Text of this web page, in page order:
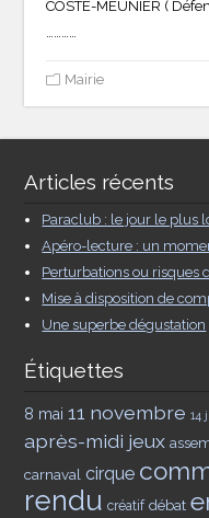
COSTE-MEUNIER (
Mairie
Articles récents
Paraclub : le jour le plus
Apéro-lecture : un
Perturbations ou risques
Mise à disposition de
Une superbe dégustation
Étiquettes
8 mai 11 novembre 14
après-midi jeux
carnaval cirque
rendu créatif débat